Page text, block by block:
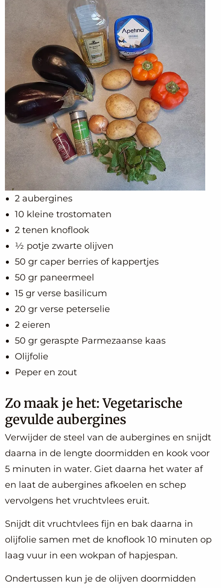
2 aubergines
10 kleine trostomaten
2 tenen knoflook
½ potje zwarte olijven
50 gr caper berries of kappertjes
50 gr paneermeel
15 gr verse basilicum
20 gr verse peterselie
2 eieren
50 gr geraspte Parmezaanse kaas
Olijfolie
Peper en zout
Zo maak je het: Vegetarische
gevulde aubergines
Verwijder de steel van de aubergines en snijdt
daarna in de lengte doormidden en kook voor
5 minuten in water. Giet daarna het water af
en laat de aubergines afkoelen en schep
vervolgens het vruchtvlees eruit.
Snijdt dit vruchtvlees fijn en bak daarna in
olijfolie samen met de knoflook 10 minuten op
laag vuur in een wokpan of hapjespan.
Ondertussen kun je de olijven doormidden